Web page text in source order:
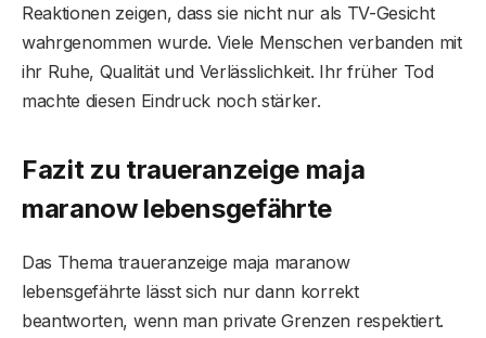
Reaktionen zeigen, dass sie nicht nur als TV-Gesicht
wahrgenommen wurde. Viele Menschen verbanden mit
ihr Ruhe, Qualität und Verlässlichkeit. Ihr früher Tod
machte diesen Eindruck noch stärker.
Fazit zu traueranzeige maja
maranow lebensgefährte
Das Thema traueranzeige maja maranow
lebensgefährte lässt sich nur dann korrekt
beantworten, wenn man private Grenzen respektiert.